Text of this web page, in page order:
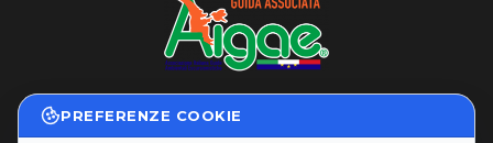
PREFERENZE COOKIE